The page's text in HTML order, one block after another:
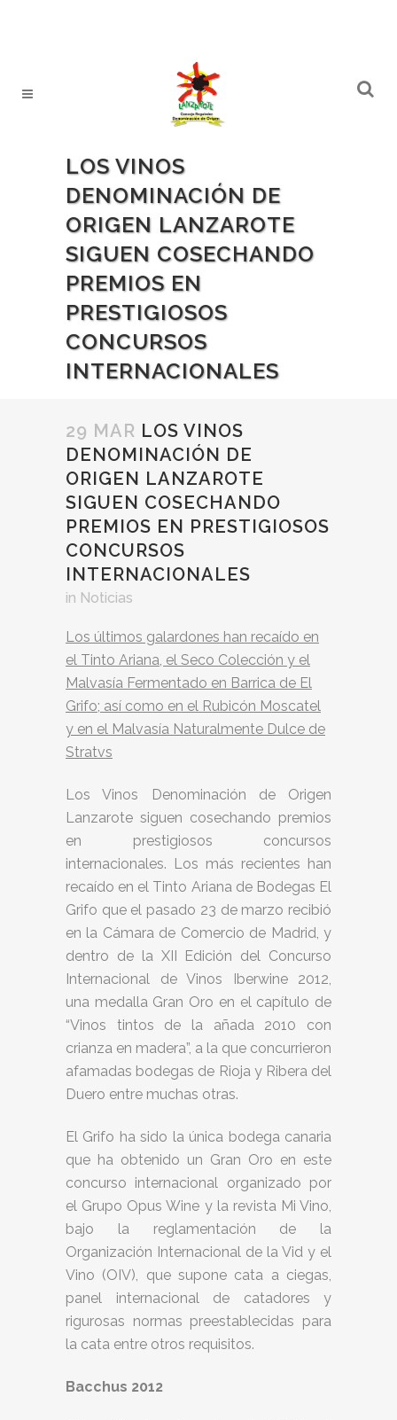
LOS VINOS
DENOMINACIÓN DE
ORIGEN LANZAROTE
SIGUEN COSECHANDO
PREMIOS EN
PRESTIGIOSOS
CONCURSOS
INTERNACIONALES
29 MAR LOS VINOS
DENOMINACIÓN DE
ORIGEN LANZAROTE
SIGUEN COSECHANDO
PREMIOS EN PRESTIGIOSOS
CONCURSOS
INTERNACIONALES
in Noticias
Los últimos galardones han recaído en
el Tinto Ariana, el Seco Colección y el
Malvasía Fermentado en Barrica de El
Grifo; así como en el Rubicón Moscatel
y en el Malvasía Naturalmente Dulce de
Stratvs
Los Vinos Denominación de Origen
Lanzarote siguen cosechando premios
en prestigiosos concursos
internacionales. Los más recientes han
recaído en el Tinto Ariana de Bodegas El
Grifo que el pasado 23 de marzo recibió
en la Cámara de Comercio de Madrid, y
dentro de la XII Edición del Concurso
Internacional de Vinos Iberwine 2012,
una medalla Gran Oro en el capítulo de
“Vinos tintos de la añada 2010 con
crianza en madera”, a la que concurrieron
afamadas bodegas de Rioja y Ribera del
Duero entre muchas otras.
El Grifo ha sido la única bodega canaria
que ha obtenido un Gran Oro en este
concurso internacional organizado por
el Grupo Opus Wine y la revista Mi Vino,
bajo la reglamentación de la
Organización Internacional de la Vid y el
Vino (OIV), que supone cata a ciegas,
panel internacional de catadores y
rigurosas normas preestablecidas para
la cata entre otros requisitos.
Bacchus 2012